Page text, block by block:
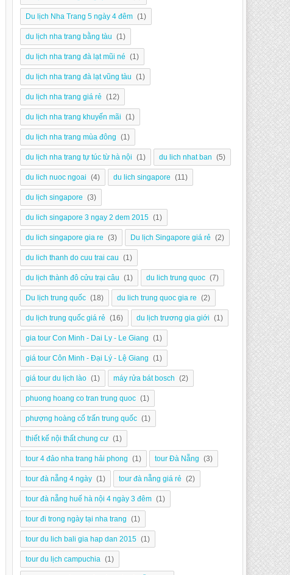
Du lịch Nha Trang 5 ngày 4 đêm (1)
du lịch nha trang bằng tàu (1)
du lịch nha trang đà lạt mũi né (1)
du lịch nha trang đà lạt vũng tàu (1)
du lịch nha trang giá rẻ (12)
du lịch nha trang khuyến mãi (1)
du lịch nha trang mùa đông (1)
du lịch nha trang tự túc từ hà nội (1) du lich nhat ban (5)
du lich nuoc ngoai (4) du lich singapore (11)
du lịch singapore (3)
du lich singapore 3 ngay 2 dem 2015 (1)
du lich singapore gia re (3) Du lịch Singapore giá rẻ (2)
du lich thanh do cuu trai cau (1)
du lịch thành đô cửu trại câu (1) du lich trung quoc (7)
Du lịch trung quốc (18) du lich trung quoc gia re (2)
du lịch trung quốc giá rẻ (16) du lịch trương gia giới (1)
gia tour Con Minh - Dai Ly - Le Giang (1)
giá tour Côn Minh - Đại Lý - Lệ Giang (1)
giá tour du lịch lào (1) máy rửa bát bosch (2)
phuong hoang co tran trung quoc (1)
phượng hoàng cổ trấn trung quốc (1)
thiết kế nội thất chung cư (1)
tour 4 đảo nha trang hải phong (1) tour Đà Nẵng (3)
tour đà nẵng 4 ngày (1) tour đà nẵng giá rẻ (2)
tour đà nẵng huế hà nội 4 ngày 3 đêm (1)
tour đi trong ngày tại nha trang (1)
tour du lich bali gia hap dan 2015 (1)
tour du lịch campuchia (1)